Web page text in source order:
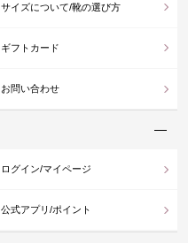
サイズについて/靴の選び方
ギフトカード
お問い合わせ
ログイン/マイページ
公式アプリ/ポイント